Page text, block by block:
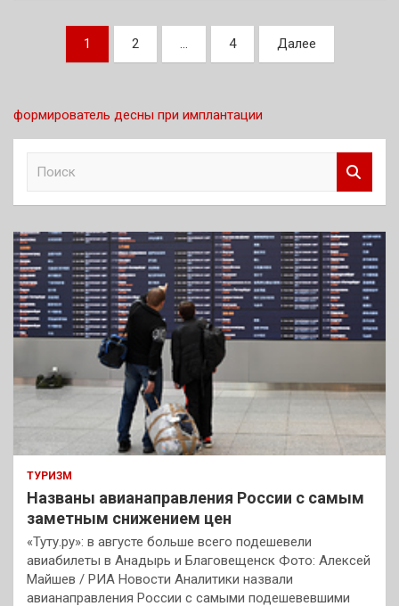
Пагинация
записей
1 2 … 4 Далее
формирователь десны при имплантации
к
ТУРИЗМ
Названы авианаправления России с самым
заметным снижением цен
«Туту.ру»: в августе больше всего подешевели
авиабилеты в Анадырь и Благовещенск Фото: Алексей
Майшев / РИА Новости Аналитики назвали
авианаправления России с самыми подешевевшими